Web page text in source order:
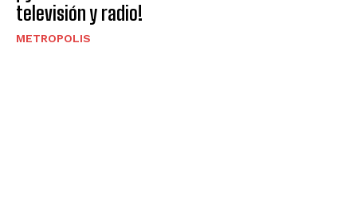
televisión y radio!
METROPOLIS